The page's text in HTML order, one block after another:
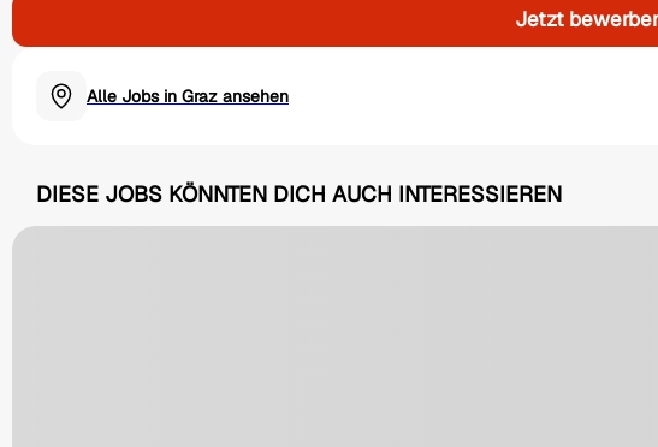
Jetzt
Alle Jobs in Graz ansehen
DIESE JOBS KÖNNTEN DICH AUCH INTERESSIEREN